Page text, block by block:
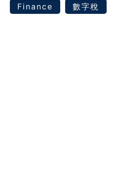
Finance
數字稅